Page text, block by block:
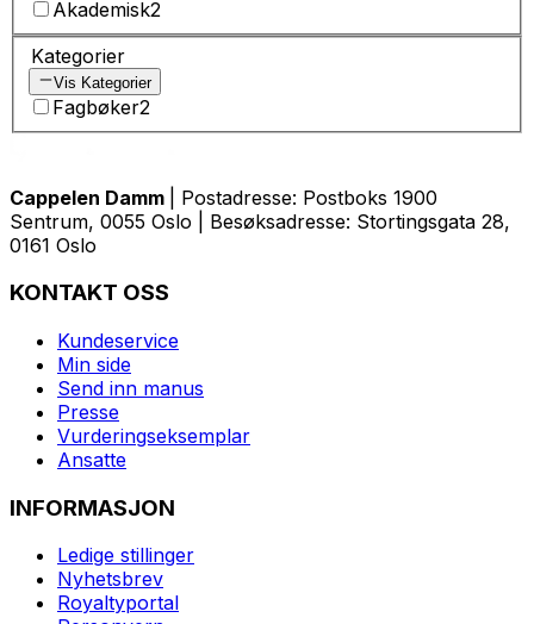
Akademisk2
Kategorier
Vis Kategorier
Fagbøker2
Cappelen Damm
| Postadresse: Postboks 1900
Sentrum, 0055 Oslo | Besøksadresse: Stortingsgata 28,
0161 Oslo
KONTAKT OSS
Kundeservice
Min side
Send inn manus
Presse
Vurderingseksemplar
Ansatte
INFORMASJON
Ledige stillinger
Nyhetsbrev
Royaltyportal